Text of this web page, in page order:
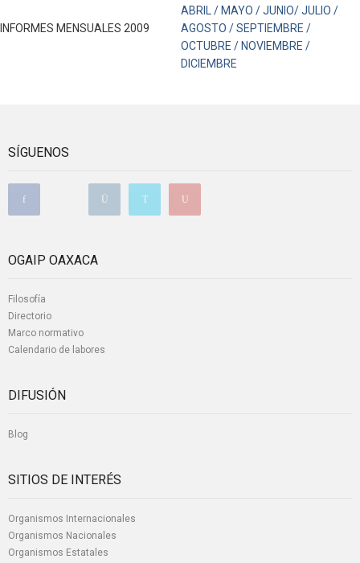
INFORMES MENSUALES 2009
ABRIL / MAYO /JUNIO/JULIO /
AGOSTO /SEPTIEMBRE /
OCTUBRE / NOVIEMBRE /
DICIEMBRE
SÍGUENOS
OGAIP OAXACA
Filosofía
Directorio
Marco normativo
Calendario de labores
DIFUSIÓN
Blog
SITIOS DE INTERÉS
Organismos Internacionales
Organismos Nacionales
Organismos Estatales